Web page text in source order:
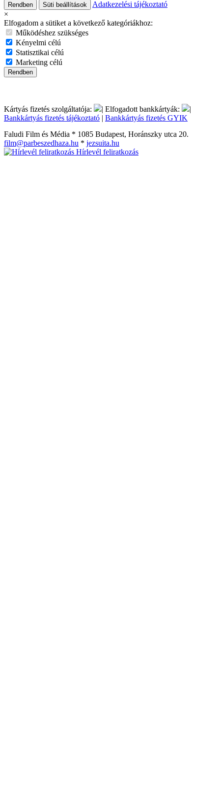
Rendben Süti beállítások
Adatkezelési tájékoztató
×
Elfogadom a sütiket a következő kategóriákhoz:
Működéshez szükséges
Kényelmi célú
Statisztikai célú
Marketing célú
Rendben
Kártyás fizetés szolgáltatója: | Elfogadott bankkártyák:
|
Bankkártyás fizetés tájékoztató | Bankkártyás fizetés GYIK
Faludi Film és Média * 1085 Budapest, Horánszky utca 20.
film@parbeszedhaza.hu * jezsuita.hu
Hírlevél feliratkozás